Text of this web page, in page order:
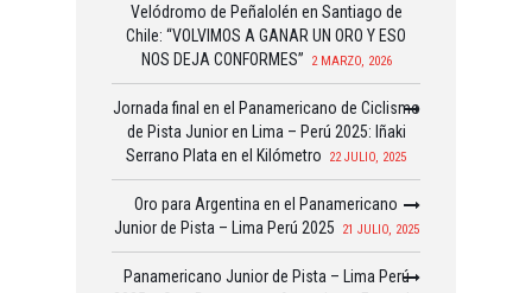
Velódromo de Peñalolén en Santiago de
Chile: “VOLVIMOS A GANAR UN ORO Y ESO
NOS DEJA CONFORMES”
2 MARZO, 2026
Jornada final en el Panamericano de Ciclismo
de Pista Junior en Lima – Perú 2025: Iñaki
Serrano Plata en el Kilómetro
22 JULIO, 2025
Oro para Argentina en el Panamericano
Junior de Pista – Lima Perú 2025
21 JULIO, 2025
Panamericano Junior de Pista – Lima Perú